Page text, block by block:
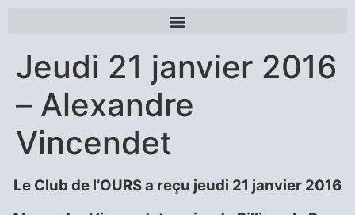
Jeudi 21 janvier 2016
– Alexandre
Vincendet
Le Club de l’OURS a reçu jeudi 21 janvier 2016